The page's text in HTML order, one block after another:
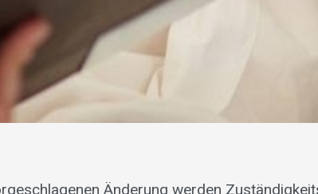
Änderung werden